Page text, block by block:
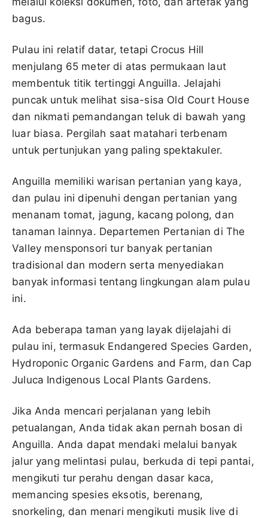
bagus.
Pulau ini relatif datar, tetapi Crocus Hill
menjulang 65 meter di atas permukaan laut
membentuk titik tertinggi Anguilla. Jelajahi
puncak untuk melihat sisa-sisa Old Court House
dan nikmati pemandangan teluk di bawah yang
luar biasa. Pergilah saat matahari terbenam
untuk pertunjukan yang paling spektakuler.
Anguilla memiliki warisan pertanian yang kaya,
dan pulau ini dipenuhi dengan pertanian yang
menanam tomat, jagung, kacang polong, dan
tanaman lainnya. Departemen Pertanian di The
Valley mensponsori tur banyak pertanian
tradisional dan modern serta menyediakan
banyak informasi tentang lingkungan alam pulau
ini.
Ada beberapa taman yang layak dijelajahi di
pulau ini, termasuk Endangered Species Garden,
Hydroponic Organic Gardens and Farm, dan Cap
Juluca Indigenous Local Plants Gardens.
Jika Anda mencari perjalanan yang lebih
petualangan, Anda tidak akan pernah bosan di
Anguilla. Anda dapat mendaki melalui banyak
jalur yang melintasi pulau, berkuda di tepi pantai,
mengikuti tur perahu dengan dasar kaca,
memancing spesies eksotis, berenang,
snorkeling, dan menari mengikuti musik live di